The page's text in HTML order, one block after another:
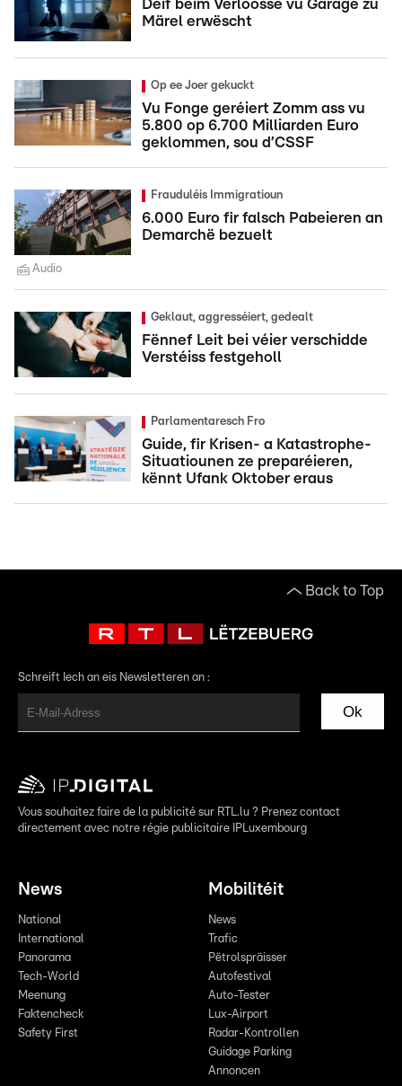
Déif beim Verloosse vu Garage zu
Märel erwëscht
Op ee Joer gekuckt
Vu Fonge geréiert Zomm ass vu
5.800 op 6.700 Milliarden Euro
geklommen, sou d’CSSF
Frauduléis Immigratioun
6.000 Euro fir falsch Pabeieren an
Demarchë bezuelt
Audio
Geklaut, aggresséiert, gedealt
Fënnef Leit bei véier verschidde
Verstéiss festgeholl
Parlamentaresch Fro
Guide, fir Krisen- a Katastrophe-
Situatiounen ze preparéieren,
kënnt Ufank Oktober eraus
Back to Top
Schreift Iech an eis Newsletteren an :
Ok
Vous souhaitez faire de la publicité sur RTL.lu ? Prenez contact
directement avec notre régie publicitaire IPLuxembourg
News
National
International
Panorama
Tech-World
Meenung
Faktencheck
Safety First
Mobilitéit
News
Trafic
Pëtrolspräisser
Autofestival
Auto-Tester
Lux-Airport
Radar-Kontrollen
Guidage Parking
Annoncen